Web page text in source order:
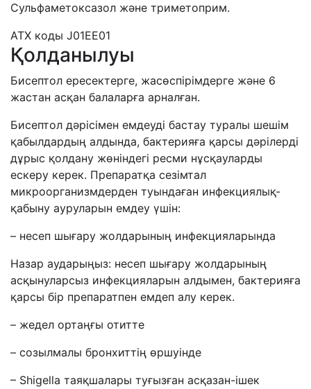
Сульфаметоксазол және триметоприм.
АТХ коды J01EE01
Қолданылуы
Бисептол ересектерге, жасөспірімдерге және 6
жастан асқан балаларға арналған.
Бисептол дәрісімен емдеуді бастау туралы шешім
қабылдардың алдында, бактерияға қарсы дәрілерді
дұрыс қолдану жөніндегі ресми нұсқауларды
ескеру керек. Препаратқа сезімтал
микроорганизмдерден туындаған инфекциялық-
қабыну ауруларын емдеу үшін:
– несеп шығару жолдарының инфекцияларында
Назар аударыңыз: несеп шығару жолдарының
асқынуларсыз инфекцияларын алдымен, бактерияға
қарсы бір препаратпен емдеп алу керек.
– жедел ортаңғы отитте
– созылмалы бронхиттің өршуінде
– Shigella таяқшалары туғызған асқазан-ішек